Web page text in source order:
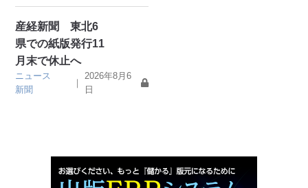
産経新聞 東北6
県での紙版発行11
月末で休止へ
ニュース
新聞
｜
2026年8月6
日